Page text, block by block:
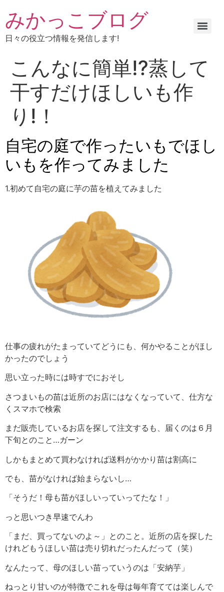
みかっこブログ
日々の役立つ情報を発信します!
こんなに簡単⁉蒸して
干すだけほしいも作
り!！
自宅の庭で作ったいもでほし
いもを作ってみました
1.初めて自宅の庭に芋の苗を植えてみました
仕事の疲れがたまっていてどうにも、何かやることがほし
かったのでしょう
思い立った時には時すでにおそし
さつまいもの苗は近所のお店にはなくなっていて、仕方な
くスマホで検索
まだ販売しているお店を探して注文するも、届くのは６月
下旬とのこと…ガーン
しかもまとめて買わなければ送料がかかり苗は割高に
でも、苗がなければ始まらないし…
「そうだ！母も苗がほしいっていってたな！」
っと思いつき早速でんわ
「まだ、買ってないのよ～」とのこと。近所の店を探した
けれどもうほしい苗は売り切れだったんだって（笑）
なんたって、母のほしい苗っていうのは「安納芋」
ねっとり甘いのが特徴でこれを母は毎年育てては楽しんで